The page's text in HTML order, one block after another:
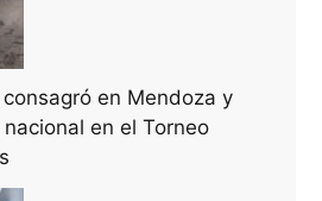
en Mendoza y
en el Torneo